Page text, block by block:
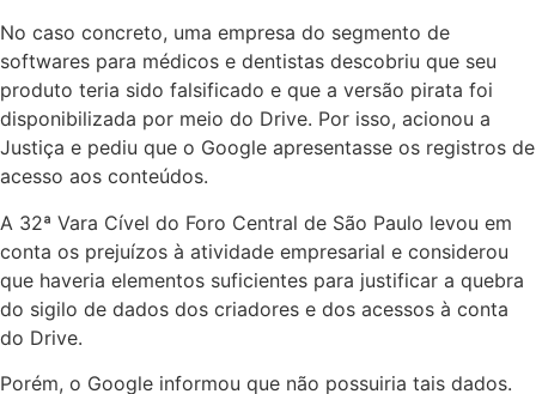
No caso concreto, uma empresa do segmento de
softwares para médicos e dentistas descobriu que seu
produto teria sido falsificado e que a versão pirata foi
disponibilizada por meio do Drive. Por isso, acionou a
Justiça e pediu que o Google apresentasse os registros de
acesso aos conteúdos.
A 32ª Vara Cível do Foro Central de São Paulo levou em
conta os prejuízos à atividade empresarial e considerou
que haveria elementos suficientes para justificar a quebra
do sigilo de dados dos criadores e dos acessos à conta
do Drive.
Porém, o Google informou que não possuiria tais dados.